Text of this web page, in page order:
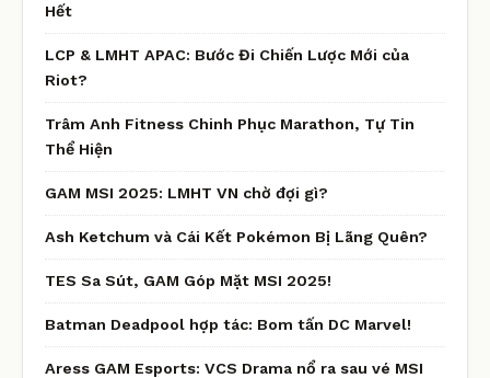
Hết
LCP & LMHT APAC: Bước Đi Chiến Lược Mới của
Riot?
Trâm Anh Fitness Chinh Phục Marathon, Tự Tin
Thể Hiện
GAM MSI 2025: LMHT VN chờ đợi gì?
Ash Ketchum và Cái Kết Pokémon Bị Lãng Quên?
TES Sa Sút, GAM Góp Mặt MSI 2025!
Batman Deadpool hợp tác: Bom tấn DC Marvel!
Aress GAM Esports: VCS Drama nổ ra sau vé MSI